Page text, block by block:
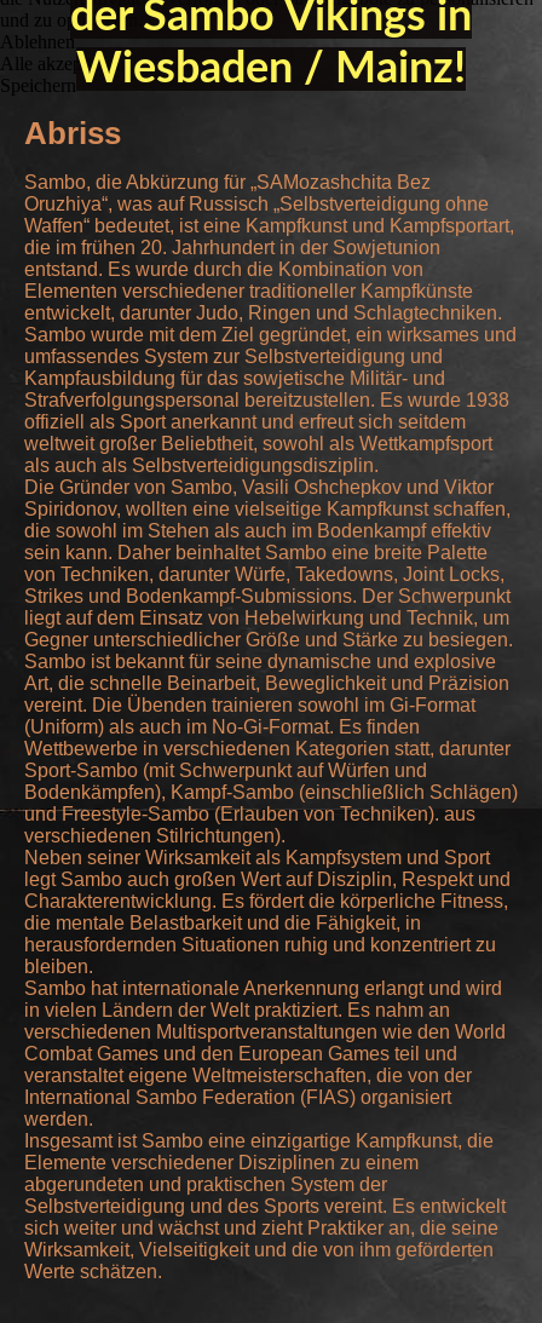
der Sambo Vikings in
Wiesbaden / Mainz!
Abriss
Sambo, die Abkürzung für „SAMozashchita Bez
Oruzhiya“, was auf Russisch „Selbstverteidigung ohne
Waffen“ bedeutet, ist eine Kampfkunst und Kampfsportart,
die im frühen 20. Jahrhundert in der Sowjetunion
entstand. Es wurde durch die Kombination von
Elementen verschiedener traditioneller Kampfkünste
entwickelt, darunter Judo, Ringen und Schlagtechniken.
Sambo wurde mit dem Ziel gegründet, ein wirksames und
umfassendes System zur Selbstverteidigung und
Kampfausbildung für das sowjetische Militär- und
Strafverfolgungspersonal bereitzustellen. Es wurde 1938
offiziell als Sport anerkannt und erfreut sich seitdem
weltweit großer Beliebtheit, sowohl als Wettkampfsport
als auch als Selbstverteidigungsdisziplin.
Die Gründer von Sambo, Vasili Oshchepkov und Viktor
Spiridonov, wollten eine vielseitige Kampfkunst schaffen,
die sowohl im Stehen als auch im Bodenkampf effektiv
sein kann. Daher beinhaltet Sambo eine breite Palette
von Techniken, darunter Würfe, Takedowns, Joint Locks,
Strikes und Bodenkampf-Submissions. Der Schwerpunkt
liegt auf dem Einsatz von Hebelwirkung und Technik, um
Gegner unterschiedlicher Größe und Stärke zu besiegen.
Sambo ist bekannt für seine dynamische und explosive
Art, die schnelle Beinarbeit, Beweglichkeit und Präzision
vereint. Die Übenden trainieren sowohl im Gi-Format
(Uniform) als auch im No-Gi-Format. Es finden
Wettbewerbe in verschiedenen Kategorien statt, darunter
Sport-Sambo (mit Schwerpunkt auf Würfen und
Bodenkämpfen), Kampf-Sambo (einschließlich Schlägen)
und Freestyle-Sambo (Erlauben von Techniken). aus
verschiedenen Stilrichtungen).
Neben seiner Wirksamkeit als Kampfsystem und Sport
legt Sambo auch großen Wert auf Disziplin, Respekt und
Charakterentwicklung. Es fördert die körperliche Fitness,
die mentale Belastbarkeit und die Fähigkeit, in
herausfordernden Situationen ruhig und konzentriert zu
bleiben.
Sambo hat internationale Anerkennung erlangt und wird
in vielen Ländern der Welt praktiziert. Es nahm an
verschiedenen Multisportveranstaltungen wie den World
Combat Games und den European Games teil und
veranstaltet eigene Weltmeisterschaften, die von der
International Sambo Federation (FIAS) organisiert
werden.
Insgesamt ist Sambo eine einzigartige Kampfkunst, die
Elemente verschiedener Disziplinen zu einem
abgerundeten und praktischen System der
Selbstverteidigung und des Sports vereint. Es entwickelt
sich weiter und wächst und zieht Praktiker an, die seine
Wirksamkeit, Vielseitigkeit und die von ihm geförderten
Werte schätzen.
und zu optimieren.
Ablehnen
Alle akzeptieren
Speichern